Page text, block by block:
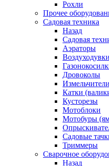
Рохли
Прочее
Садовая техника
Назад
Садовая
Аэраторы
Воздуходувки
Дровоколы
Измельчители
Катки
Кусторезы
Мотоблоки
Мотобуры
Садовые
Триммеры
Сварочное
Назад